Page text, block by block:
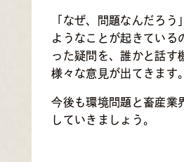
「なぜ、問題なんだろう
ようなことが起きている
った疑問を、誰かと話す
様々な意見が出てきます。
今後も環境問題と畜産業
していきましょう。